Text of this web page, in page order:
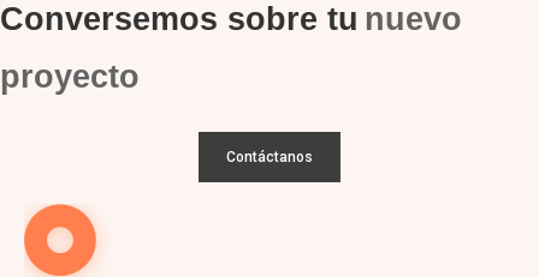
Conversemos sobre tu nuevo
proyecto
Contáctanos